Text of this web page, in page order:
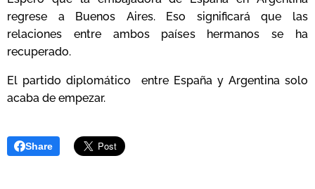
regrese a Buenos Aires. Eso significará que las
relaciones entre ambos países hermanos se ha
recuperado.
El partido diplomático entre España y Argentina solo
acaba de empezar.
Share